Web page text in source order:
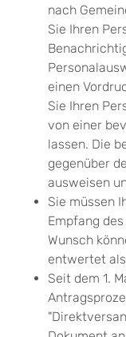
nach
Sie Ihren
einen
Sie Ihren
von einer
lassen. Die
gegenüber
ausweisen
Sie müssen
Empfang
Wunsch
entwertet
Seit dem 1.